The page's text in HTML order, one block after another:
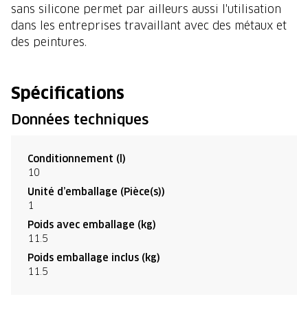
sans silicone permet par ailleurs aussi l'utilisation
dans les entreprises travaillant avec des métaux et
des peintures.
Spécifications
Données techniques
Conditionnement (l)
10
Unité d’emballage (Pièce(s))
1
Poids avec emballage (kg)
11.5
Poids emballage inclus (kg)
11.5